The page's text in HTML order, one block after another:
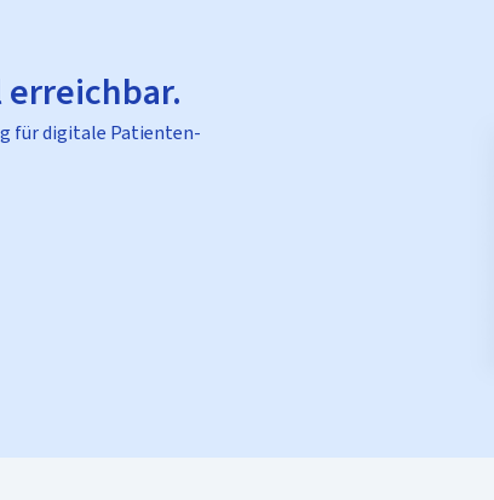
für digitale Patienten-